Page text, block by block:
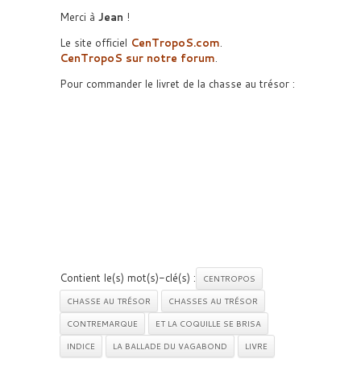
Merci à Jean !
Le site officiel CenTropoS.com.
CenTropoS sur notre forum.
Pour commander le livret de la chasse au trésor :
Contient le(s) mot(s)-clé(s) :
CENTROPOS
CHASSE AU TRÉSOR
CHASSES AU TRÉSOR
CONTREMARQUE
ET LA COQUILLE SE BRISA
INDICE
LA BALLADE DU VAGABOND LIVRE